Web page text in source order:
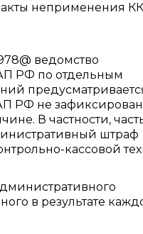
неприменения
ведомство
РФ по отдельным
РФ не
В частности,
штраф
кассовой
в результате